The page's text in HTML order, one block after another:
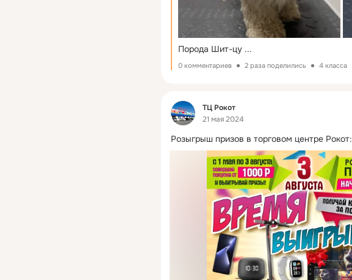
Порода Шит-цу ...
0 комментариев 2 раза поделились 4 класса
Фид
ТЦ Рокот
21 мая 2024
Розыгрыш призов в торговом центре Рокот: